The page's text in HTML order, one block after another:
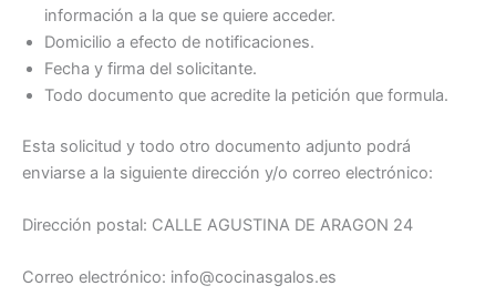
información a la que se quiere acceder.
Domicilio a efecto de notificaciones.
Fecha y firma del solicitante.
Todo documento que acredite la petición que formula.
Esta solicitud y todo otro documento adjunto podrá
enviarse a la siguiente dirección y/o correo electrónico:
Dirección postal: CALLE AGUSTINA DE ARAGON 24
Correo electrónico: info@cocinasgalos.es